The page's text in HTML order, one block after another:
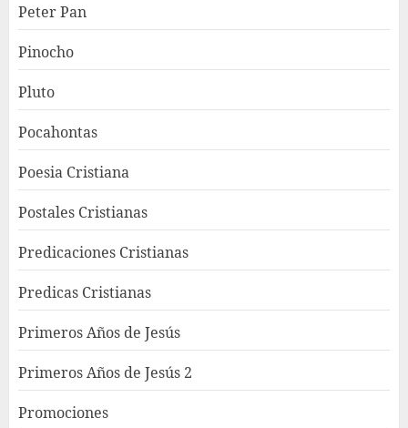
Peter Pan
Pinocho
Pluto
Pocahontas
Poesia Cristiana
Postales Cristianas
Predicaciones Cristianas
Predicas Cristianas
Primeros Años de Jesús
Primeros Años de Jesús 2
Promociones